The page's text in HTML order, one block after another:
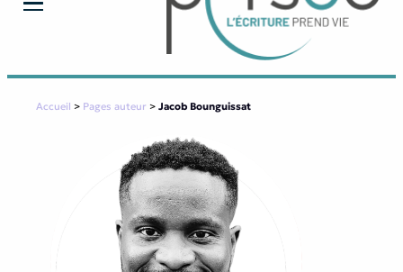
Accueil > Pages auteur > Jacob Bounguissat